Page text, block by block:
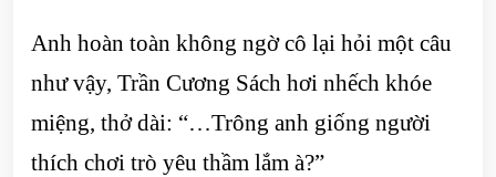
Anh hoàn toàn không ngờ cô lại hỏi một câu
như vậy, Trần Cương Sách hơi nhếch khóe
miệng, thở dài: “…Trông anh giống người
thích chơi trò yêu thầm lắm à?”